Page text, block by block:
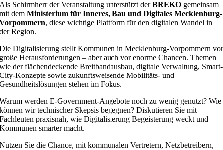
Als Schirmherr der Veranstaltung unterstützt derBREKO gemeinsam
mit demMinisterium für Inneres, Bau und Digitales Mecklenburg-
Vorpommern, diese wichtige Plattform für den digitalen Wandel in
der Region.
Die Digitalisierung stellt Kommunen in Mecklenburg-Vorpommern vor
große Herausforderungen – aber auch vor enorme Chancen. Themen
wie der flächendeckende Breitbandausbau, digitale Verwaltung, Smart-
City-Konzepte sowie zukunftsweisende Mobilitäts- und
Gesundheitslösungen stehen im Fokus.
Warum werden E-Government-Angebote noch zu wenig genutzt? Wie
können wir technischer Skepsis begegnen? Diskutieren Sie mit
Fachleuten praxisnah, wie Digitalisierung Begeisterung weckt und
Kommunen smarter macht.
Nutzen Sie die Chance, mit kommunalen Vertretern, Netzbetreibern,